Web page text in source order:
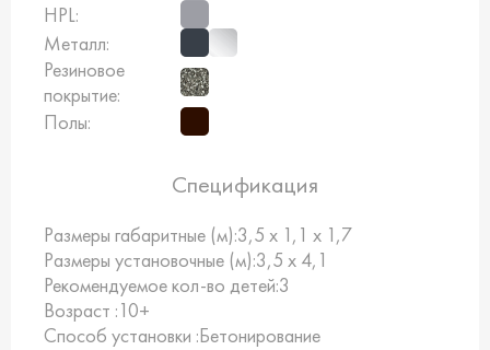
HPL:
Металл:
Резиновое
покрытие:
Полы:
Спецификация
Размеры габаритные (м):3,5 х 1,1 х 1,7
Размеры установочные (м):3,5 х 4,1
Рекомендуемое кол-во детей:3
Возраст :10+
Способ установки :Бетонирование